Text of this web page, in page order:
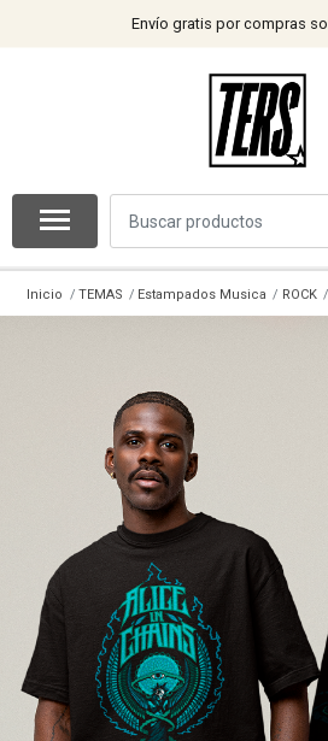
Envío gratis por compras
Inicio TEMAS Estampados Musica ROCK